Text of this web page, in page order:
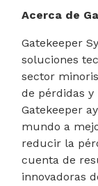
Acerca de
Gatekeeper
soluciones
sector
de pérdidas y
Gatekeeper
mundo a
reducir la
cuenta de
innovadoras